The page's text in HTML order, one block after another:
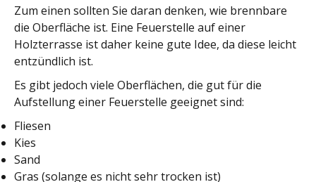
Zum einen sollten Sie daran denken, wie brennbare
die Oberfläche ist. Eine Feuerstelle auf einer
Holzterrasse ist daher keine gute Idee, da diese leicht
entzündlich ist.
Es gibt jedoch viele Oberflächen, die gut für die
Aufstellung einer Feuerstelle geeignet sind:
Fliesen
Kies
Sand
Gras (solange es nicht sehr trocken ist)